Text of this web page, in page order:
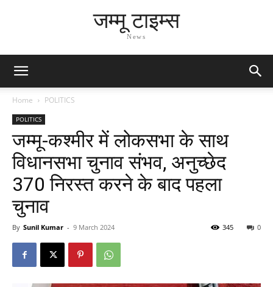
जम्मू टाइम्स
News
Home POLITICS
POLITICS
जम्मू-कश्मीर में लोकसभा के साथ
विधानसभा चुनाव संभव, अनुच्छेद
370 निरस्त करने के बाद पहला
चुनाव
By Sunil Kumar - 9 March 2024 0
345